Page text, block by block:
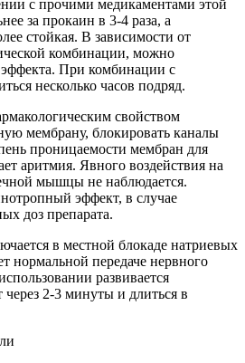
с прочими медикаментами этой
за прокаин в 3-4 раза, а
стойкая. В зависимости от
комбинации, можно
эффекта. При комбинации с
несколько часов подряд.
свойством
мембрану, блокировать каналы
проницаемости мембран для
аритмия. Явного воздействия на
мышцы не наблюдается.
эффект, в случае
доз препарата.
в местной блокаде натриевых
нормальной передаче нервного
развивается
2-3 минуты и длиться в